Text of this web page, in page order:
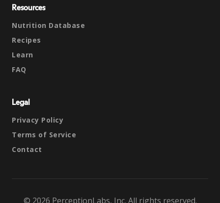
Resources
Nutrition Database
Recipes
Learn
FAQ
Legal
Privacy Policy
Terms of Service
Contact
© 2026 PerceptionLabs, Inc. All rights reserved.